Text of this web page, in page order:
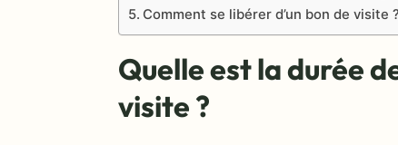
Comment se libérer d’un bon de visite ?
Quelle est la durée
visite ?